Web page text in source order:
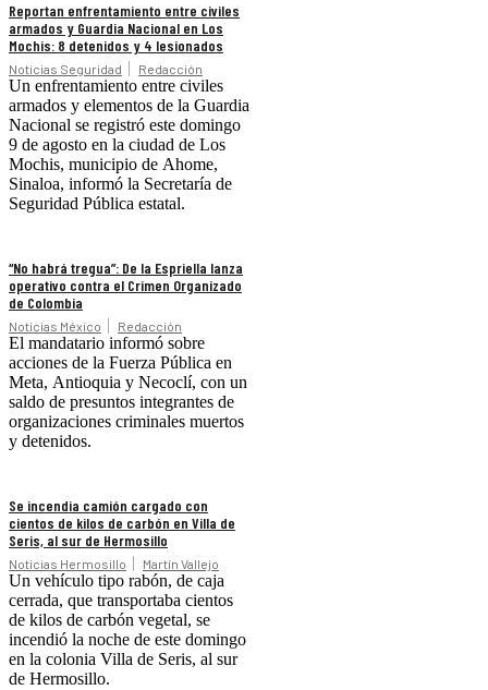
Reportan enfrentamiento entre civiles
armados y Guardia Nacional en Los
Mochis: 8 detenidos y 4 lesionados
Noticias Seguridad Redacción
Un enfrentamiento entre civiles
armados y elementos de la Guardia
Nacional se registró este domingo
9 de agosto en la ciudad de Los
Mochis, municipio de Ahome,
Sinaloa, informó la Secretaría de
Seguridad Pública estatal.
“No habrá tregua”: De la Espriella lanza
operativo contra el Crimen Organizado
de Colombia
Noticias México Redacción
El mandatario informó sobre
acciones de la Fuerza Pública en
Meta, Antioquia y Necoclí, con un
saldo de presuntos integrantes de
organizaciones criminales muertos
y detenidos.
Se incendia camión cargado con
cientos de kilos de carbón en Villa de
Seris, al sur de Hermosillo
Noticias Hermosillo Martín Vallejo
Un vehículo tipo rabón, de caja
cerrada, que transportaba cientos
de kilos de carbón vegetal, se
incendió la noche de este domingo
en la colonia Villa de Seris, al sur
de Hermosillo.